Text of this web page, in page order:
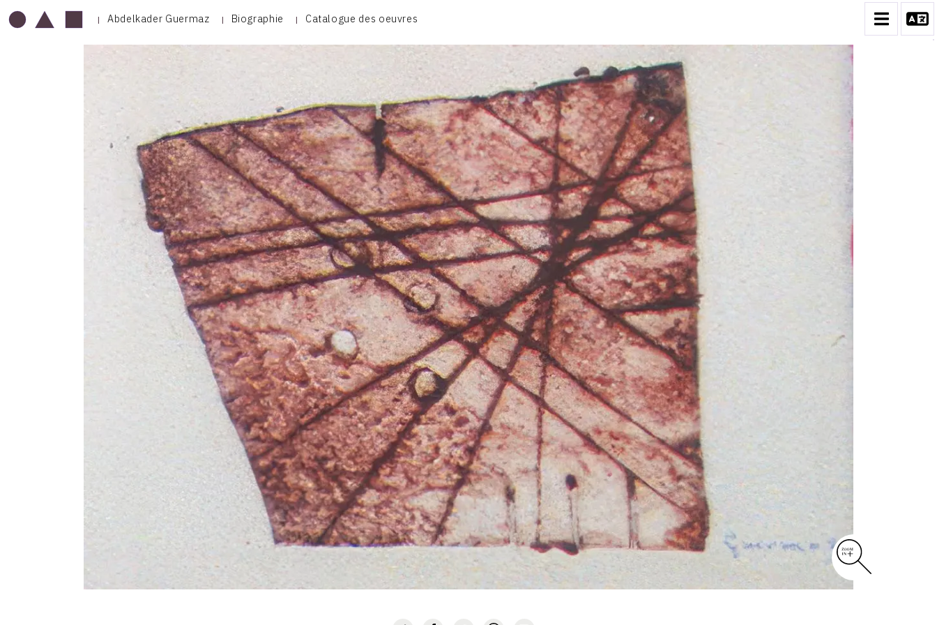
Abdelkader Guermaz Biographie Catalogue des oeuvres
A – RÉALITÉ POÉTIQUE – 1940-1960
B – COMPOSITIONS ABSTRAITES – 1960-1968
C – SILENCE ET LUMIÈRE – 1968-1972
D – PAYSAGISME ABSTRAIT – 1970-1975
E – PAYSAGES SYMBOLIQUES – 1975-1996
DESSINS – GRAVURES – GOUACHES – AQUARELLES
CONTACT